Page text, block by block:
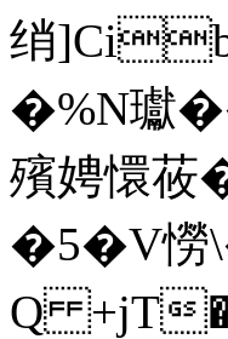
绡
�%N瓛
殯娉
�5�V
Q +jT